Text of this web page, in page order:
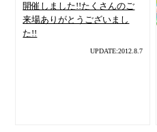
開催しました!!たくさんのご
来場ありがとうございまし
た!!
UPDATE:2012.8.7